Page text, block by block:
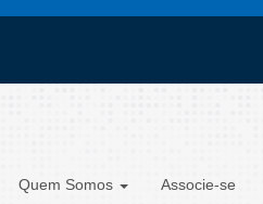
Quem Somos Associe-se